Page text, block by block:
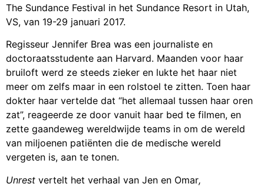
The Sundance Festival in het Sundance Resort in Utah,
VS, van 19-29 januari 2017.
Regisseur Jennifer Brea was een journaliste en
doctoraatsstudente aan Harvard. Maanden voor haar
bruiloft werd ze steeds zieker en lukte het haar niet
meer om zelfs maar in een rolstoel te zitten. Toen haar
dokter haar vertelde dat “het allemaal tussen haar oren
zat”, reageerde ze door vanuit haar bed te filmen, en
zette gaandeweg wereldwijde teams in om de wereld
van miljoenen patiënten die de medische wereld
vergeten is, aan te tonen.
Unrest vertelt het verhaal van Jen en Omar,